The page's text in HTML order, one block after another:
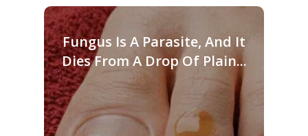
Fungus Is A Parasite, And It
Dies From A Drop Of Plain...